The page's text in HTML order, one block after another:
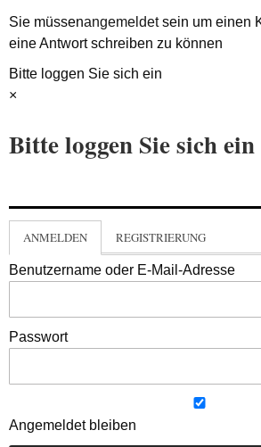
Sie müssenangemeldetsein um einen
eine Antwort schreiben zu können
Bitte loggen Sie sich ein
×
Bitte loggen Sie sich ein
ANMELDEN REGISTRIERUNG
Benutzername oder E-Mail-Adresse
Passwort
Angemeldet bleiben